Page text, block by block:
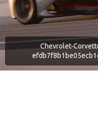
Chevrolet-